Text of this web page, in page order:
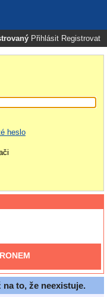
Přihlásit Registrovat
heslo
to, že neexistuje.